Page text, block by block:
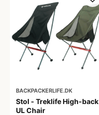
BACKPACKERLIFE.DK
Stol - Treklife High-back
UL Chair